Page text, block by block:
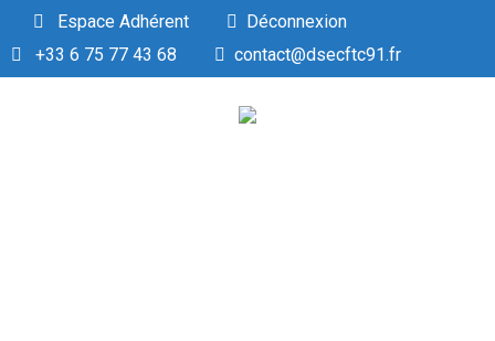
Espace Adhérent
Déconnexion
+33 6 75 77 43 68
contact@dsecftc91.fr